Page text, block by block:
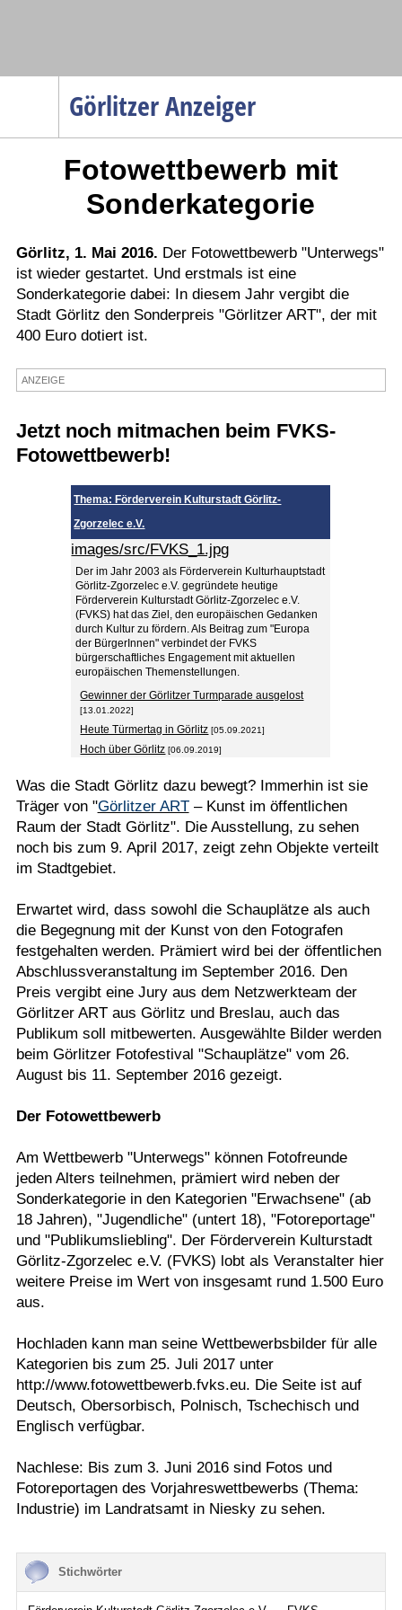
Görlitzer Anzeiger
Menüpunkte
Gesellschaft
Wirtschaft
Service
Verkehr
Gesundheit
Kultur
Termine
Kostenlos
Fotowettbewerb mit
Sonderkategorie
Görlitz, 1. Mai 2016. Der Fotowettbewerb "Unterwegs"
ist wieder gestartet. Und erstmals ist eine
Sonderkategorie dabei: In diesem Jahr vergibt die
Stadt Görlitz den Sonderpreis "Görlitzer ART", der mit
400 Euro dotiert ist.
ANZEIGE
Jetzt noch mitmachen beim FVKS-
Fotowettbewerb!
Thema: Förderverein Kulturstadt Görlitz-
Zgorzelec e.V.
images/src/FVKS_1.jpg
Der im Jahr 2003 als Förderverein Kulturhauptstadt
Görlitz-Zgorzelec e.V. gegründete heutige
Förderverein Kulturstadt Görlitz-Zgorzelec e.V.
(FVKS) hat das Ziel, den europäischen Gedanken
durch Kultur zu fördern. Als Beitrag zum "Europa
der BürgerInnen" verbindet der FVKS
bürgerschaftliches Engagement mit aktuellen
europäischen Themenstellungen.
Gewinner der Görlitzer Turmparade ausgelost
[13.01.2022]
Heute Türmertag in Görlitz [05.09.2021]
Hoch über Görlitz [06.09.2019]
Was die Stadt Görlitz dazu bewegt? Immerhin ist sie
Träger von "Görlitzer ART– Kunst im öffentlichen
Raum der Stadt Görlitz". Die Ausstellung, zu sehen
noch bis zum 9. April 2017, zeigt zehn Objekte verteilt
im Stadtgebiet.
Erwartet wird, dass sowohl die Schauplätze als auch
die Begegnung mit der Kunst von den Fotografen
festgehalten werden. Prämiert wird bei der öffentlichen
Abschlussveranstaltung im September 2016. Den
Preis vergibt eine Jury aus dem Netzwerkteam der
Görlitzer ART aus Görlitz und Breslau, auch das
Publikum soll mitbewerten. Ausgewählte Bilder werden
beim Görlitzer Fotofestival "Schauplätze" vom 26.
August bis 11. September 2016 gezeigt.
Der Fotowettbewerb
Am Wettbewerb "Unterwegs" können Fotofreunde
jeden Alters teilnehmen, prämiert wird neben der
Sonderkategorie in den Kategorien "Erwachsene" (ab
18 Jahren), "Jugendliche" (untert 18), "Fotoreportage"
und "Publikumsliebling". Der Förderverein Kulturstadt
Görlitz-Zgorzelec e.V. (FVKS) lobt als Veranstalter hier
weitere Preise im Wert von insgesamt rund 1.500 Euro
aus.
Hochladen kann man seine Wettbewerbsbilder für alle
Kategorien bis zum 25. Juli 2017 unter
http://www.fotowettbewerb.fvks.eu. Die Seite ist auf
Deutsch, Obersorbisch, Polnisch, Tschechisch und
Englisch verfügbar.
Nachlese: Bis zum 3. Juni 2016 sind Fotos und
Fotoreportagen des Vorjahreswettbewerbs (Thema:
Industrie) im Landratsamt in Niesky zu sehen.
Stichwörter